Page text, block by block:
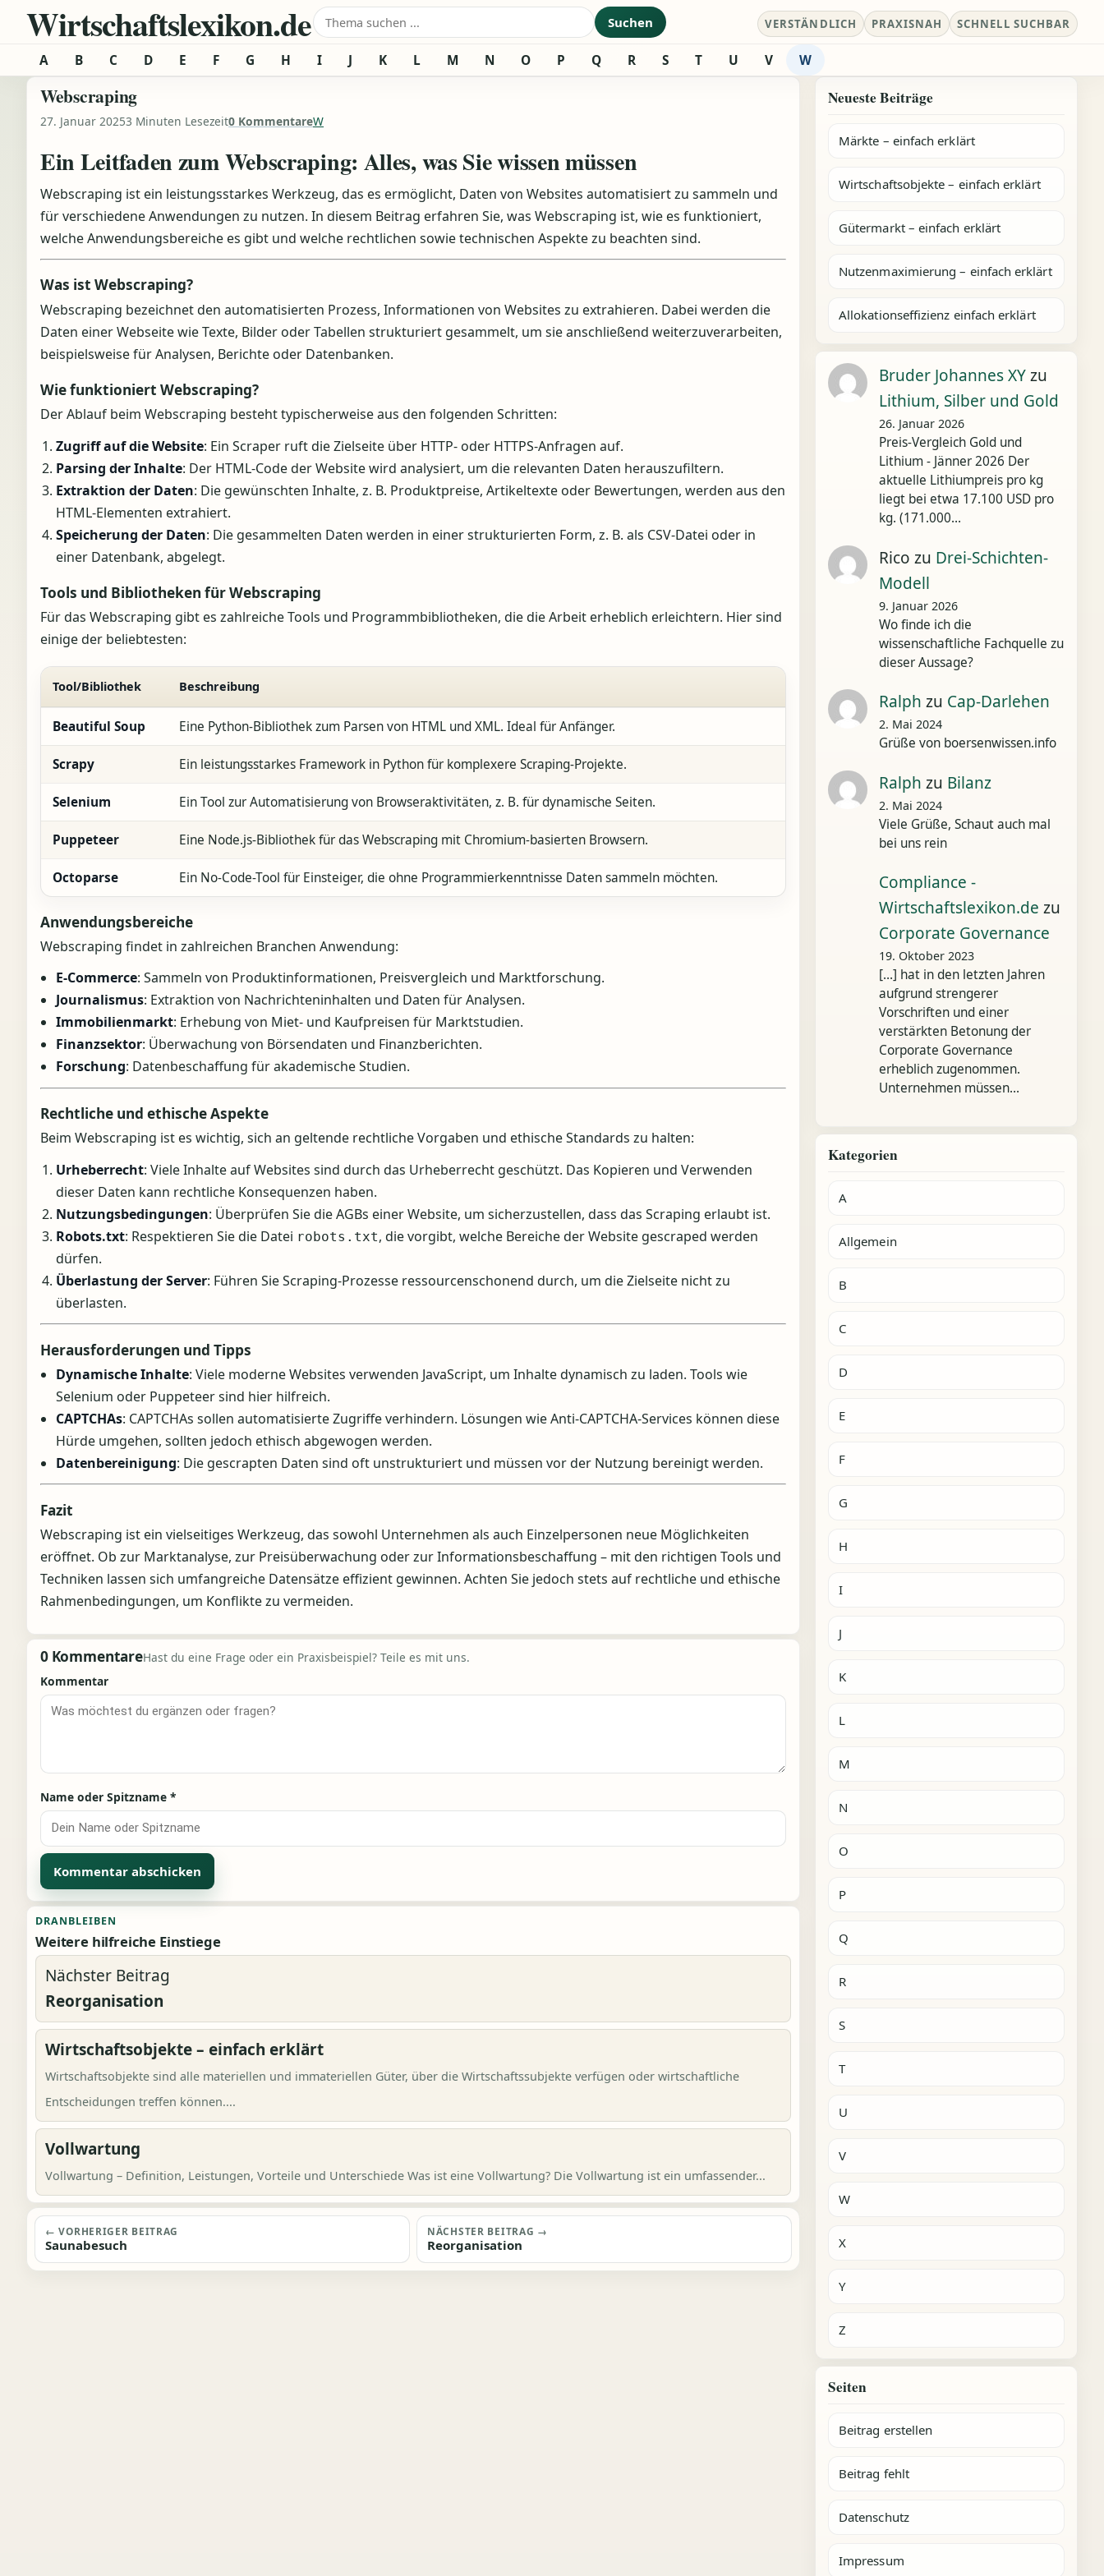
Zum Inhalt springen
Wirtschaftslexikon.deSuche nach: Suchen VERSTÄNDLICH PRAXISNAH SCHNELL SUCHBAR
A B C D E F G H I J K L M N O P Q R S T U V W
Webscraping
27. Januar 20253 Minuten Lesezeit0 KommentareW
Ein Leitfaden zum Webscraping: Alles, was Sie wissen müssen
Webscraping ist ein leistungsstarkes Werkzeug, das es ermöglicht, Daten von Websites automatisiert zu sammeln und
für verschiedene Anwendungen zu nutzen. In diesem Beitrag erfahren Sie, was Webscraping ist, wie es funktioniert,
welche Anwendungsbereiche es gibt und welche rechtlichen sowie technischen Aspekte zu beachten sind.
Was ist Webscraping?
Webscraping bezeichnet den automatisierten Prozess, Informationen von Websites zu extrahieren. Dabei werden die
Daten einer Webseite wie Texte, Bilder oder Tabellen strukturiert gesammelt, um sie anschließend weiterzuverarbeiten,
beispielsweise für Analysen, Berichte oder Datenbanken.
Wie funktioniert Webscraping?
Der Ablauf beim Webscraping besteht typischerweise aus den folgenden Schritten:
Zugriff auf die Website: Ein Scraper ruft die Zielseite über HTTP- oder HTTPS-Anfragen auf.
Parsing der Inhalte: Der HTML-Code der Website wird analysiert, um die relevanten Daten herauszufiltern.
Extraktion der Daten: Die gewünschten Inhalte, z. B. Produktpreise, Artikeltexte oder Bewertungen, werden aus den
HTML-Elementen extrahiert.
Speicherung der Daten: Die gesammelten Daten werden in einer strukturierten Form, z. B. als CSV-Datei oder in
einer Datenbank, abgelegt.
Tools und Bibliotheken für Webscraping
Für das Webscraping gibt es zahlreiche Tools und Programmbibliotheken, die die Arbeit erheblich erleichtern. Hier sind
einige der beliebtesten:
Tool/Bibliothek Beschreibung
Beautiful Soup Eine Python-Bibliothek zum Parsen von HTML und XML. Ideal für Anfänger.
Scrapy Ein leistungsstarkes Framework in Python für komplexere Scraping-Projekte.
Selenium Ein Tool zur Automatisierung von Browseraktivitäten, z. B. für dynamische Seiten.
Puppeteer Eine Node.js-Bibliothek für das Webscraping mit Chromium-basierten Browsern.
Octoparse Ein No-Code-Tool für Einsteiger, die ohne Programmierkenntnisse Daten sammeln möchten.
Anwendungsbereiche
Webscraping findet in zahlreichen Branchen Anwendung:
E-Commerce: Sammeln von Produktinformationen, Preisvergleich und Marktforschung.
Journalismus: Extraktion von Nachrichteninhalten und Daten für Analysen.
Immobilienmarkt: Erhebung von Miet- und Kaufpreisen für Marktstudien.
Finanzsektor: Überwachung von Börsendaten und Finanzberichten.
Forschung: Datenbeschaffung für akademische Studien.
Rechtliche und ethische Aspekte
Beim Webscraping ist es wichtig, sich an geltende rechtliche Vorgaben und ethische Standards zu halten:
Urheberrecht: Viele Inhalte auf Websites sind durch das Urheberrecht geschützt. Das Kopieren und Verwenden
dieser Daten kann rechtliche Konsequenzen haben.
Nutzungsbedingungen: Überprüfen Sie die AGBs einer Website, um sicherzustellen, dass das Scraping erlaubt ist.
Robots.txt: Respektieren Sie die Datei robots.txt, die vorgibt, welche Bereiche der Website gescraped werden
dürfen.
Überlastung der Server: Führen Sie Scraping-Prozesse ressourcenschonend durch, um die Zielseite nicht zu
überlasten.
Herausforderungen und Tipps
Dynamische Inhalte: Viele moderne Websites verwenden JavaScript, um Inhalte dynamisch zu laden. Tools wie
Selenium oder Puppeteer sind hier hilfreich.
CAPTCHAs: CAPTCHAs sollen automatisierte Zugriffe verhindern. Lösungen wie Anti-CAPTCHA-Services können diese
Hürde umgehen, sollten jedoch ethisch abgewogen werden.
Datenbereinigung: Die gescrapten Daten sind oft unstrukturiert und müssen vor der Nutzung bereinigt werden.
Fazit
Webscraping ist ein vielseitiges Werkzeug, das sowohl Unternehmen als auch Einzelpersonen neue Möglichkeiten
eröffnet. Ob zur Marktanalyse, zur Preisüberwachung oder zur Informationsbeschaffung – mit den richtigen Tools und
Techniken lassen sich umfangreiche Datensätze effizient gewinnen. Achten Sie jedoch stets auf rechtliche und ethische
Rahmenbedingungen, um Konflikte zu vermeiden.
0 KommentareHast du eine Frage oder ein Praxisbeispiel? Teile es mit uns.
Kommentar
Name oder Spitzname *
Alternative:
DRANBLEIBEN
Weitere hilfreiche Einstiege
Nächster Beitrag
Reorganisation
Wirtschaftsobjekte – einfach erklärt
Wirtschaftsobjekte sind alle materiellen und immateriellen Güter, über die Wirtschaftssubjekte verfügen oder wirtschaftliche
Entscheidungen treffen können....
Vollwartung
Vollwartung – Definition, Leistungen, Vorteile und Unterschiede Was ist eine Vollwartung? Die Vollwartung ist ein umfassender...
Beitragsnavigation
← VORHERIGER BEITRAG
Saunabesuch
NÄCHSTER BEITRAG →
Reorganisation
Neueste Beiträge
Märkte – einfach erklärt
Wirtschaftsobjekte – einfach erklärt
Gütermarkt – einfach erklärt
Nutzenmaximierung – einfach erklärt
Allokationseffizienz einfach erklärt
Bruder Johannes XYzu
Lithium, Silber und Gold
26. Januar 2026
Preis-Vergleich Gold und
Lithium - Jänner 2026 Der
aktuelle Lithiumpreis pro kg
liegt bei etwa 17.100 USD pro
kg. (171.000…
Rico zu Drei-Schichten-
Modell
9. Januar 2026
Wo finde ich die
wissenschaftliche Fachquelle zu
dieser Aussage?
Ralph zu Cap-Darlehen
2. Mai 2024
Grüße von boersenwissen.info
Ralph zu Bilanz
2. Mai 2024
Viele Grüße, Schaut auch mal
bei uns rein
Compliance -
Wirtschaftslexikon.de zu
Corporate Governance
19. Oktober 2023
[…] hat in den letzten Jahren
aufgrund strengerer
Vorschriften und einer
verstärkten Betonung der
Corporate Governance
erheblich zugenommen.
Unternehmen müssen…
Kategorien
A
Allgemein
B
C
D
E
F
G
H
I
J
K
L
M
N
O
P
Q
R
S
T
U
V
W
X
Y
Z
Seiten
Beitrag erstellen
Beitrag fehlt
Datenschutz
Impressum